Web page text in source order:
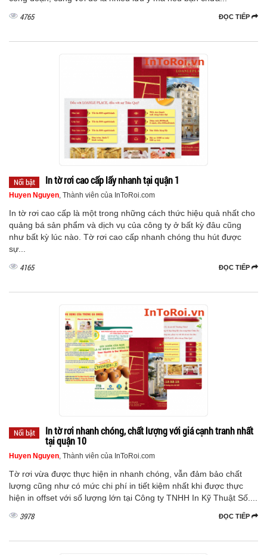
ĐỌC TIẾP
4765
Nổi bật In tờ rơi cao cấp lấy nhanh tại quận 1
Huyen Nguyen , Thành viên của InToRoi.com
In tờ rơi cao cấp là một trong những cách thức hiệu quả nhất cho
quảng bá sản phẩm và dịch vụ của công ty ở bất kỳ đâu cũng
như bất kỳ lúc nào. Tờ rơi cao cấp nhanh chóng thu hút được
sự...
ĐỌC TIẾP
4165
Nổi bật
In tờ rơi nhanh chóng, chất lượng với giá cạnh tranh nhất
tại quận 10
Huyen Nguyen , Thành viên của InToRoi.com
Tờ rơi vừa được thực hiện in nhanh chóng, vẫn đảm bảo chất
lượng cũng như có mức chi phí in tiết kiệm nhất khi được thực
hiện in offset với số lượng lớn tại Công ty TNHH In Kỹ Thuật Số....
ĐỌC TIẾP
3978